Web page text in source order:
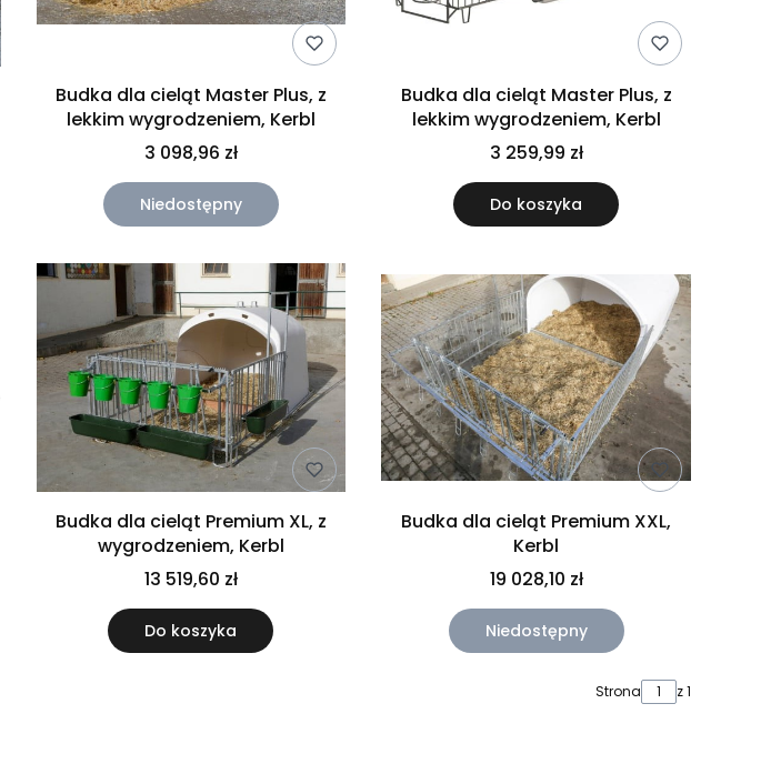
Budka dla cieląt Master Plus, z
lekkim wygrodzeniem, Kerbl
3 098,96 zł
Niedostępny
Budka dla cieląt Master Plus, z
lekkim wygrodzeniem, Kerbl
3 259,99 zł
Do koszyka
Budka dla cieląt Premium XL, z
wygrodzeniem, Kerbl
13 519,60 zł
Do koszyka
Budka dla cieląt Premium XXL,
Kerbl
19 028,10 zł
Niedostępny
Strona z 1